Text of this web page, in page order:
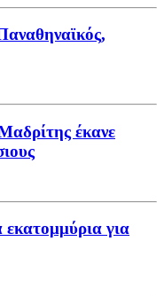
έκανε
για